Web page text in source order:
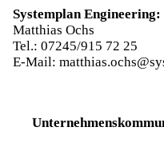
Systemplan Engineering:
Matthias Ochs
Tel.: 07245/915 72 25
E-Mail: